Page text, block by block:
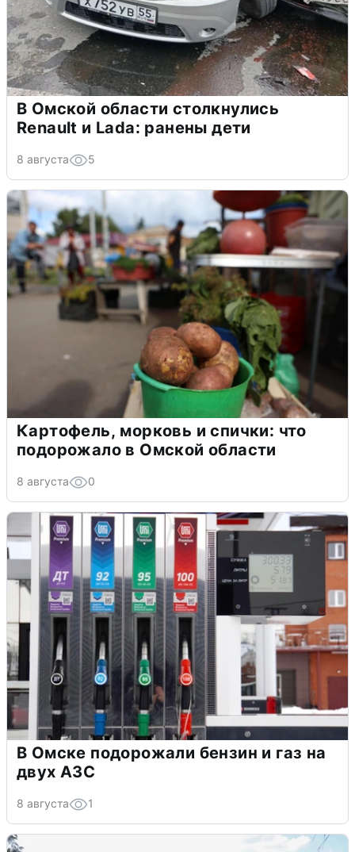
В Омской области столкнулись
Renault и Lada: ранены дети
8 августа 5
Картофель, морковь и спички: что
подорожало в Омской области
8 августа 0
В Омске подорожали бензин и газ на
двух АЗС
8 августа 1